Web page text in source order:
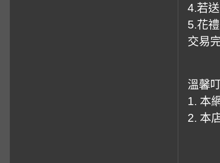
4.若
5.花
交易
溫馨
1. 本
2. 本